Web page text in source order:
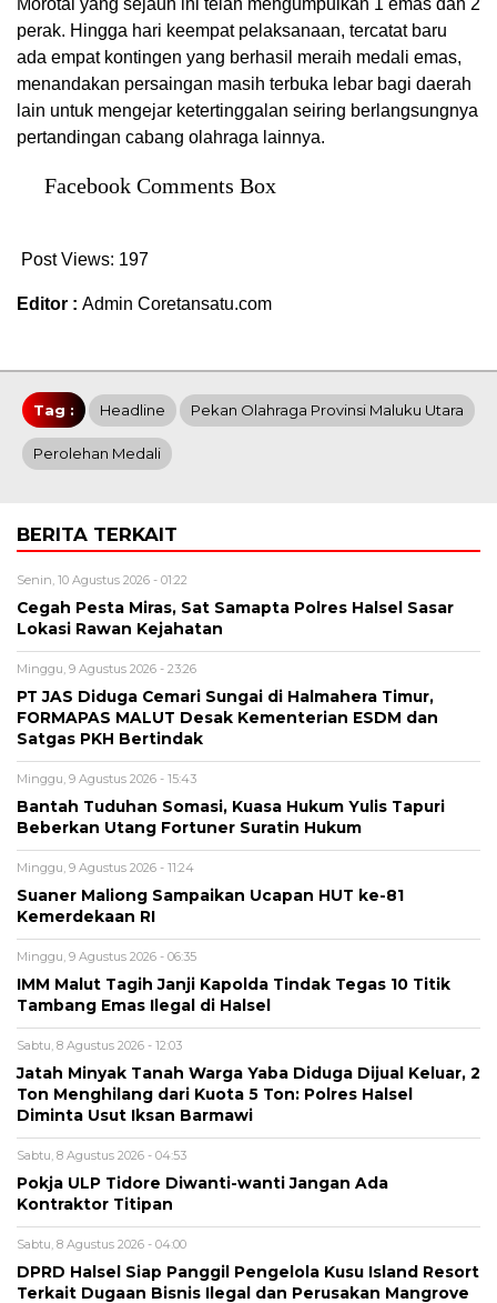
Morotai yang sejauh ini telah mengumpulkan 1 emas dan 2
perak. Hingga hari keempat pelaksanaan, tercatat baru
ada empat kontingen yang berhasil meraih medali emas,
menandakan persaingan masih terbuka lebar bagi daerah
lain untuk mengejar ketertinggalan seiring berlangsungnya
pertandingan cabang olahraga lainnya.
Facebook Comments Box
Post Views: 197
Editor : Admin Coretansatu.com
Tag : Headline Pekan Olahraga Provinsi Maluku Utara
Perolehan Medali
BERITA TERKAIT
Senin, 10 Agustus 2026 - 01:22
Cegah Pesta Miras, Sat Samapta Polres Halsel Sasar
Lokasi Rawan Kejahatan
Minggu, 9 Agustus 2026 - 23:26
PT JAS Diduga Cemari Sungai di Halmahera Timur,
FORMAPAS MALUT Desak Kementerian ESDM dan
Satgas PKH Bertindak
Minggu, 9 Agustus 2026 - 15:43
Bantah Tuduhan Somasi, Kuasa Hukum Yulis Tapuri
Beberkan Utang Fortuner Suratin Hukum
Minggu, 9 Agustus 2026 - 11:24
Suaner Maliong Sampaikan Ucapan HUT ke-81
Kemerdekaan RI
Minggu, 9 Agustus 2026 - 06:35
IMM Malut Tagih Janji Kapolda Tindak Tegas 10 Titik
Tambang Emas Ilegal di Halsel
Sabtu, 8 Agustus 2026 - 12:03
Jatah Minyak Tanah Warga Yaba Diduga Dijual Keluar, 2
Ton Menghilang dari Kuota 5 Ton: Polres Halsel
Diminta Usut Iksan Barmawi
Sabtu, 8 Agustus 2026 - 04:53
Pokja ULP Tidore Diwanti-wanti Jangan Ada
Kontraktor Titipan
Sabtu, 8 Agustus 2026 - 04:00
DPRD Halsel Siap Panggil Pengelola Kusu Island Resort
Terkait Dugaan Bisnis Ilegal dan Perusakan Mangrove